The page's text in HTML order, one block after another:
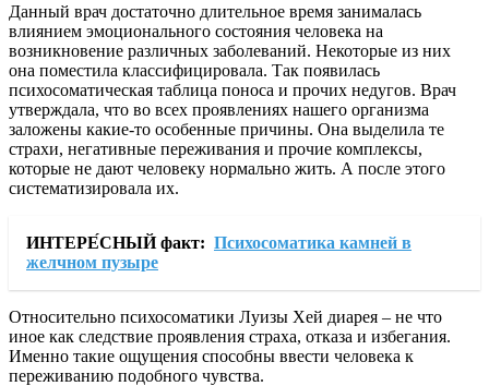
Данный врач достаточно длительное время занималась
влиянием эмоционального состояния человека на
возникновение различных заболеваний. Некоторые из них
она поместила классифицировала. Так появилась
психосоматическая таблица поноса и прочих недугов. Врач
утверждала, что во всех проявлениях нашего организма
заложены какие-то особенные причины. Она выделила те
страхи, негативные переживания и прочие комплексы,
которые не дают человеку нормально жить. А после этого
систематизировала их.
ИНТЕРЕ́СНЫЙ факт: Психосоматика камней в
желчном пузыре
Относительно психосоматики Луизы Хей диарея – не что
иное как следствие проявления страха, отказа и избегания.
Именно такие ощущения способны ввести человека к
переживанию подобного чувства.